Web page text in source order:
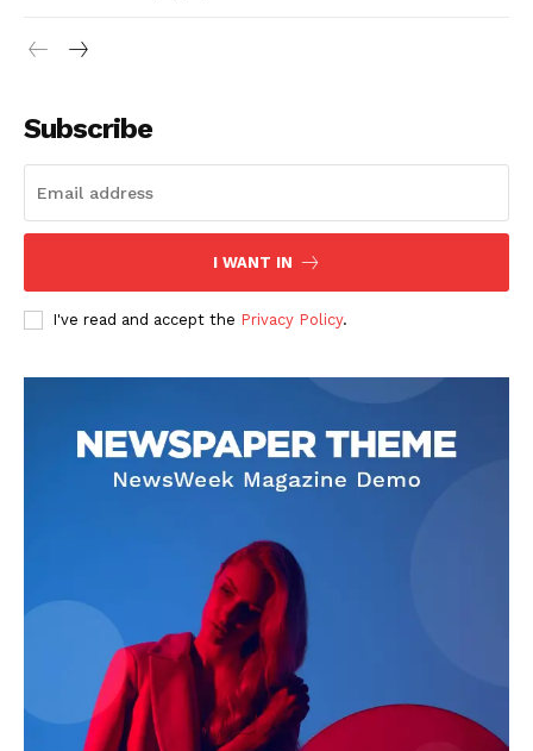
Subscribe
I WANT IN
I've read and accept the Privacy Policy.